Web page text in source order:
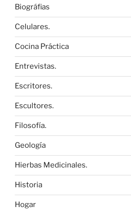
Biográfias
Celulares.
Cocina Práctica
Entrevistas.
Escritores.
Escultores.
Filosofía.
Geología
Hierbas Medicinales.
Historia
Hogar